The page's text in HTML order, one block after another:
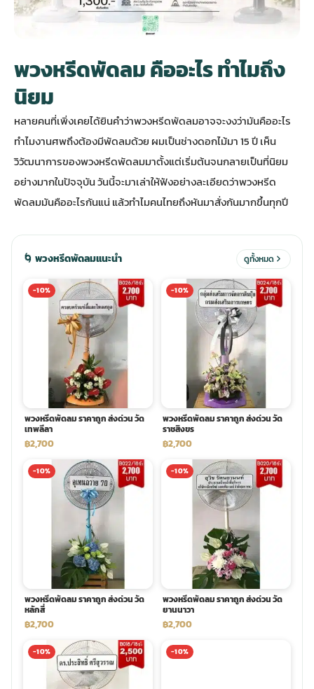
ดอกไม้หน้าโลง
จัดดอกไม้หน้าโลง
ดอกไม้ศพ
ดอกไม้งานศพ ส่งด่วน
ร้านดอกไม้งานศพ ใกล้ฉัน
ดอกไม้งานศพ ราคาถูก
จัดดอกไม้งานศพ ราคา
ดอกไม้งานศพ ส่งฟรี
ดอกไม้งานศพ ออนไลน์
พวงดอกไม้งานศพ
tpdecorate ปูพื้น
พวงหรีดปทุม
พวงหรีด ปากคลองตลาด
พวงหรีดราคาถูก
พวงหรีดดอกไม้สด
ส่งพวงหรีด ด่วน กรุงเทพ
ร้านพวงหรีด กรุงเทพ ส่งฟรี
พวงหรีด ปากคลองตลาด ราคา
พวงหรีด ส่งด่วน วันนี้
น้าเมรุ ราคา
ม้หน้าเมรุ
มรุ ราคาถูก
ม้หน้าเมรุ
น้าเมรุ กรุงเทพ
ดอกไม้งานแต่ง
สั่งพวงหรีดพัดลม
พวงหรีดพัดลม ปากคลองตลาด
พวงหรีดพัดลม แบบสวยๆ
ค่าใช้จ่ายจัดงานศพ
ขั้นตอนจัดงานศพ
จัดงานศพ ราคาถูก
พวงหรีดพัดลม คืออะไร ทำไมถึง
นิยม
หลายคนที่เพิ่งเคยได้ยินคำว่าพวงหรีดพัดลมอาจจะงงว่ามันคืออะไร
ทำไมงานศพถึงต้องมีพัดลมด้วย ผมเป็นช่างดอกไม้มา 15 ปี เห็น
วิวัฒนาการของพวงหรีดพัดลมมาตั้งแต่เริ่มต้นจนกลายเป็นที่นิยม
อย่างมากในปัจจุบัน วันนี้จะมาเล่าให้ฟังอย่างละเอียดว่าพวงหรีด
พัดลมมันคืออะไรกันแน่ แล้วทำไมคนไทยถึงหันมาสั่งกันมากขึ้นทุกปี
🌀 พวงหรีดพัดลมแนะนำ ดูทั้งหมด
-10%
พวงหรีดพัดลม ราคาถูก ส่งด่วน วัด
เทพลีลา
฿2,700
-10%
พวงหรีดพัดลม ราคาถูก ส่งด่วน วัด
ราชสิงขร
฿2,700
-10%
พวงหรีดพัดลม ราคาถูก ส่งด่วน วัด
หลักสี่
฿2,700
-10%
พวงหรีดพัดลม ราคาถูก ส่งด่วน วัด
ยานนาวา
฿2,700
-10% -10%